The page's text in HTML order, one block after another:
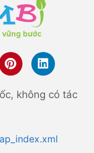
không có tác